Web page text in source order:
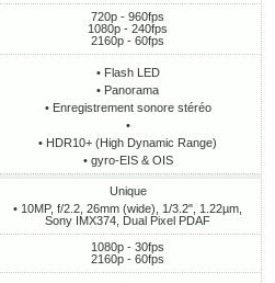
720p - 960fps
1080p - 240fps
2160p - 60fps
• Flash LED
• Panorama
• Enregistrement sonore stéréo
•
• HDR10+ (High Dynamic Range)
• gyro-EIS & OIS
Unique
• 10MP, f/2.2, 26mm (wide), 1/3.2", 1.22µm,
Sony IMX374, Dual Pixel PDAF
1080p - 30fps
2160p - 60fps